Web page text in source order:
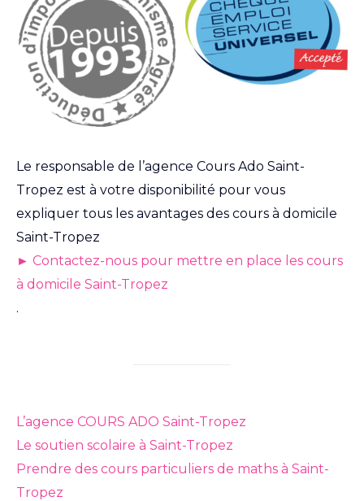
Le responsable de l’agence Cours Ado Saint-
Tropez est à votre disponibilité pour vous
expliquer tous les avantages des cours à domicile
Saint-Tropez
► Contactez-nous pour mettre en place les cours
à domicile Saint-Tropez
.
L’agence COURS ADO Saint-Tropez
Le soutien scolaire à Saint-Tropez
Prendre des cours particuliers de maths à Saint-
Tropez